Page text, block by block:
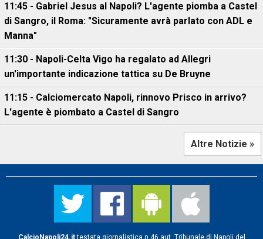
11:45 - Gabriel Jesus al Napoli? L'agente piomba a Castel
di Sangro, il Roma: "Sicuramente avrà parlato con ADL e
Manna"
11:30 - Napoli-Celta Vigo ha regalato ad Allegri
un'importante indicazione tattica su De Bruyne
11:15 - Calciomercato Napoli, rinnovo Prisco in arrivo?
L'agente è piombato a Castel di Sangro
Altre Notizie »
CalcioNapoli24.ittestata giornalistica n.46 aut. Tribunale di Napoli del